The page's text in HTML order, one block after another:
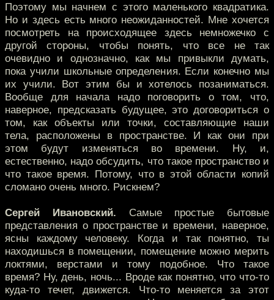
Поэтому мы начнем с этого маленького квадратика.
Но и здесь есть много неожиданностей. Мне хочется
посмотреть на происходящее здесь немножечко с
другой стороны, чтобы понять, что все не так
очевидно и однозначно, как мы привыкли думать,
пока учили школьные определения. Если конечно мы
их учили. Вот этим бы и хотелось позаниматься.
Вообще для начала надо поговорить о том, что,
наверное, предсказать будущее, это договориться о
том, как объекты или точки, составляющие наши
тела, расположены в пространстве. И как они при
этом будут изменяться во времени. Ну, и,
естественно, надо обсудить, что такое пространство и
что такое время. Потому, что в этой области копий
сломано очень много. Рискнем?
Сергей Ивановский. Самые простые бытовые
представления о пространстве и времени, наверное,
ясны каждому человеку. Когда и так понятно, ты
находишься в помещении, помещение можно мерить
локтями, верстами и тому подобное. Что такое
время? Ну, день, ночь... Вроде как понятно, что что-то
куда-то течет, движется. Что-то меняется за этот